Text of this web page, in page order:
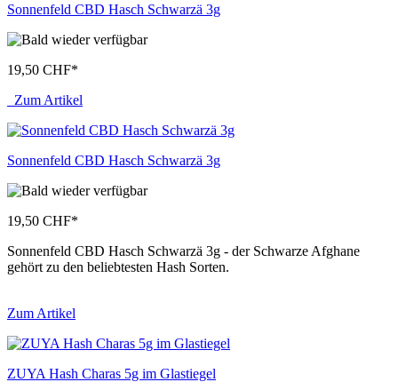
Sonnenfeld CBD Hasch Schwarzä 3g
19,50 CHF*
Zum Artikel
Sonnenfeld CBD Hasch Schwarzä 3g
19,50 CHF*
Sonnenfeld CBD Hasch Schwarzä 3g - der Schwarze Afghane
gehört zu den beliebtesten Hash Sorten.
Zum Artikel
ZUYA Hash Charas 5g im Glastiegel